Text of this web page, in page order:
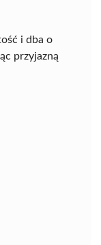
i dba o
przyjazną